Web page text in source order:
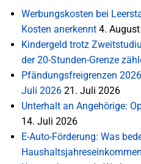
Werbungskosten bei
Kosten anerkennt 4.
Kindergeld trotz
der 20-Stunden-Grenze
Pfändungsfreigrenzen
Juli 2026 21. Juli 2026
Unterhalt an Angehörige:
14. Juli 2026
E-Auto-Förderung: Was